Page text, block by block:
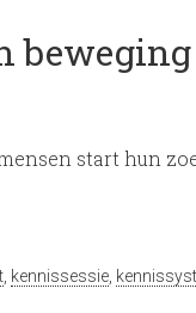
beweging
start hun
kennissessie